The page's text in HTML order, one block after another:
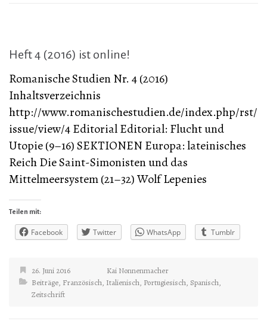
Heft 4 (2016) ist online!
Romanische Studien Nr. 4 (2016)
Inhaltsverzeichnis
http://www.romanischestudien.de/index.php/rst/
issue/view/4 Editorial Editorial: Flucht und
Utopie (9–16) SEKTIONEN Europa: lateinisches
Reich Die Saint-Simonisten und das
Mittelmeersystem (21–32) Wolf Lepenies
Teilen mit:
Facebook Twitter WhatsApp Tumblr
26. Juni 2016
Kai Nonnenmacher
Beiträge, Französisch, Italienisch, Portugiesisch, Spanisch,
Zeitschrift